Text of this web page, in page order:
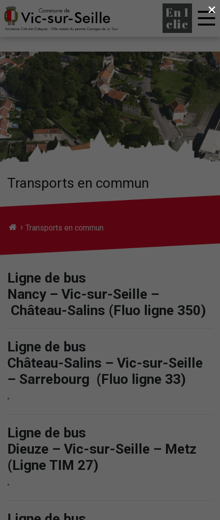
En 1
clic
Transports en commun
› Transports en commun
Ligne de bus
Nancy – Vic-sur-Seille –
Château-Salins (Fluo ligne 350)
Ligne de bus
Château-Salins – Vic-sur-Seille
– Sarrebourg (Fluo ligne 33)
Ligne de bus
Dieuze – Vic-sur-Seille – Metz
(Ligne TIM 27)
×